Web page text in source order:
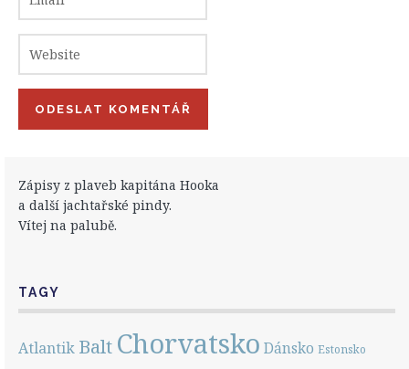
Zápisy z plaveb kapitána Hooka
a další jachtařské pindy.
Vítej na palubě.
TAGY
Atlantik Balt Chorvatsko Dánsko Estonsko